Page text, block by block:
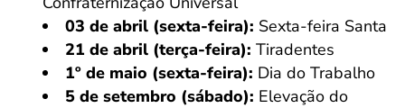
03 de abril (sexta-feira): Sexta-feira Santa
21 de abril (terça-feira): Tiradentes
1º de maio (sexta-feira): Dia do Trabalho
5 de setembro (sábado): Elevação do